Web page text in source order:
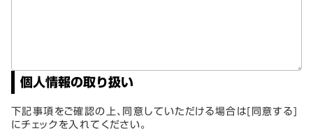
個人情報の取り扱い
下記事項をご確認の上、同意していただける場合は[同意する]
にチェックを入れてください。